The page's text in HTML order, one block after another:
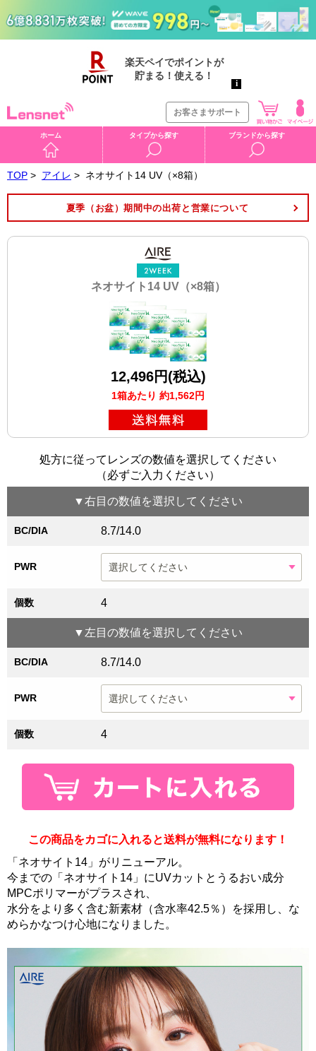
お客さまサポート
ホーム タイプから探す ブランドから探す
TOP > アイレ > ネオサイト14 UV（×8箱）
夏季（お盆）期間中の出荷と営業について
ネオサイト14 UV（×8箱）
12,496円(税込)
1箱あたり 約1,562円
処方に従ってレンズの数値を選択してください
（必ずご入力ください）
▼右目 の数値を選択してください
BC/DIA 8.7/14.0
PWR
個数 4
▼ 左目 の数値を選択してください
BC/DIA 8.7/14.0
PWR
個数 4
この商品をカゴに入れると送料が無料になります！
「ネオサイト14」がリニューアル。
今までの「ネオサイト14」にUVカットとうるおい成分
MPCポリマーがプラスされ、
水分をより多く含む新素材（含水率42.5％）を採用し、な
めらかなつけ心地になりました。